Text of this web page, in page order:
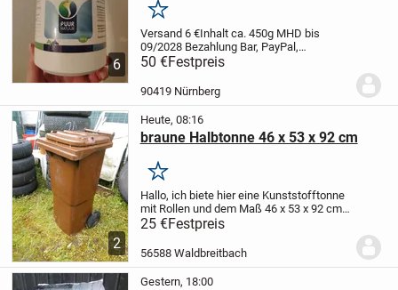
6
Merken
Versand 6 €Inhalt ca. 450gMHD bis
09/2028Bezahlung Bar, PayPal,
ÜberweisungAbholung in 90419 Nürnberg
St. Johannis Palmplatz
chill tranquility tranquil beruhigend
50 €Festpreis
90419 Nürnberg
2
Heute, 08:16
braune Halbtonne 46 x 53 x 92 cm
Merken
Hallo, ich biete hier eine Kunststofftonne
mit Rollen und dem Maß 46 x 53 x 92 cm
zum Kauf an. Das Innenmaß ist 36 x 36 x
50 cm. Die Tonne ist ohne Mängel,
sauber, geruchsfrei und kann als
25 €Festpreis
56588 Waldbreitbach
Gestern, 18:00